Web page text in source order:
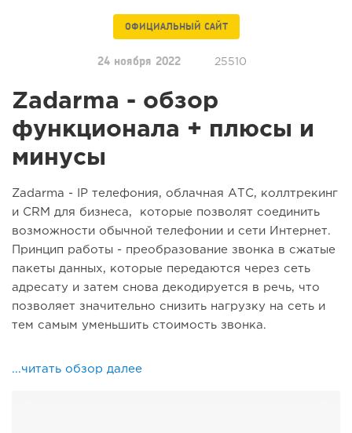
ОФИЦИАЛЬНЫЙ САЙТ
24 ноября 2022 25510
Zadarma - обзор
функционала + плюсы и
минусы
Zadarma - IP телефония, облачная АТС, коллтрекинг
и CRM для бизнеса, которые позволят соединить
возможности обычной телефонии и сети Интернет.
Принцип работы - преобразование звонка в сжатые
пакеты данных, которые передаются через сеть
адресату и затем снова декодируется в речь, что
позволяет значительно снизить нагрузку на сеть и
тем самым уменьшить стоимость звонка.
...читать обзор далее